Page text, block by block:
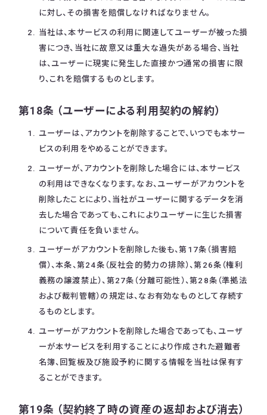
に対し、その損害を賠償しなければなりません。
当社は、本サービスの利用に関連してユーザーが被った損
害につき、当社に故意又は重大な過失がある場合、当社
は、ユーザーに現実に発生した直接かつ通常の損害に限
り、これを賠償するものとします。
第18条 （ユーザーによる利用契約の解約）
ユーザーは、アカウントを削除することで、いつでも本サー
ビスの利用をやめることができます。
ユーザーが、アカウントを削除した場合には、本サービス
の利用はできなくなります。なお、ユーザーがアカウントを
削除したことにより、当社がユーザーに関するデータを消
去した場合であっても、これによりユーザーに生じた損害
について責任を負いません。
ユーザーがアカウントを削除した後も、第17条（損害賠
償）、本条、第24条（反社会的勢力の排除）、第26条（権利
義務の譲渡禁止）、第27条（分離可能性）、第28条（準拠法
および裁判管轄）の規定は、なお有効なものとして存続す
るものとします。
ユーザーがアカウントを削除した場合であっても、ユーザ
ーが本サービスを利用することにより作成された避難者
名簿、回覧板及び施設予約に関する情報を当社は保有す
ることができます。
第19条 （契約終了時の資産の返却および消去）